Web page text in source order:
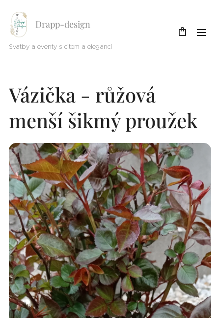
Drapp-design
Svatby a eventy s citem a elegancí
Vázička - růžová
menší šikmý proužek